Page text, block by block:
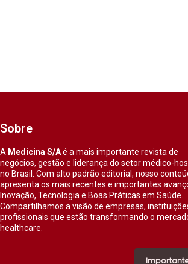
Sobre
A Medicina S/Aé a mais importante revista de
negócios, gestão e liderança do setor médico-
no Brasil. Com alto padrão editorial, nosso
apresenta os mais recentes e importantes
Inovação, Tecnologia e Boas Práticas em Saúde.
Compartilhamos a visão de empresas,
profissionais que estão transformando o
healthcare.